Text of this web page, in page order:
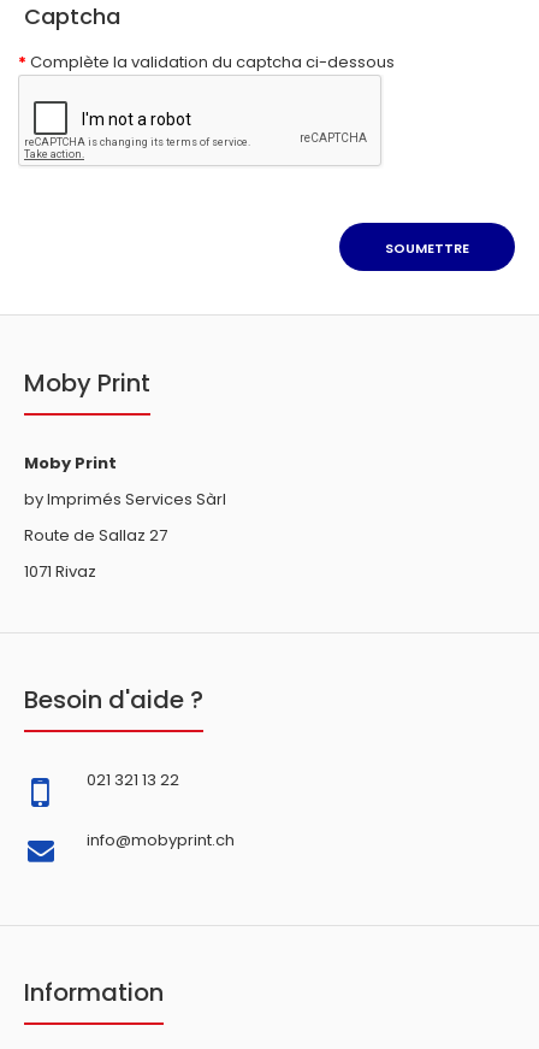
Captcha
Complète la validation du captcha ci-dessous
Moby Print
Moby Print
by Imprimés Services Sàrl
Route de Sallaz 27
1071 Rivaz
Besoin d'aide ?
021 321 13 22
info@mobyprint.ch
Information